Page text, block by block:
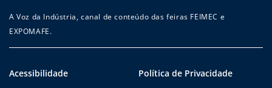
A Voz da Indústria, canal de conteúdo das feiras FEIMEC e
EXPOMAFE.
Acessibilidade
Política de Privacidade